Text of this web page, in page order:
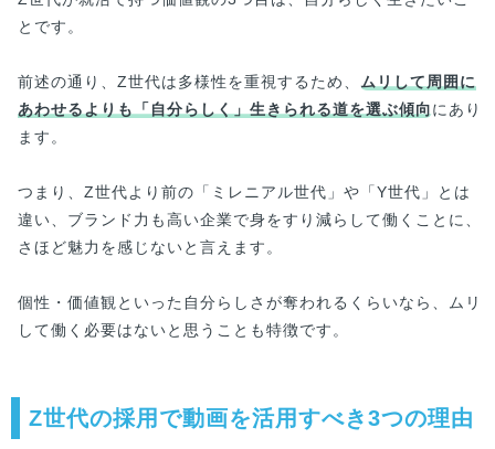
とです。
前述の通り、Z世代は多様性を重視するため、 ムリして周囲に
あわせるよりも「自分らしく」生きられる道を選ぶ傾向にあり
ます。
つまり、Z世代より前の「ミレニアル世代」や「Y世代」とは
違い、ブランド力も高い企業で身をすり減らして働くことに、
さほど魅力を感じないと言えます。
個性・価値観といった自分らしさが奪われるくらいなら、ムリ
して働く必要はないと思うことも特徴です。
Z世代の採用で動画を活用すべき3つの理由